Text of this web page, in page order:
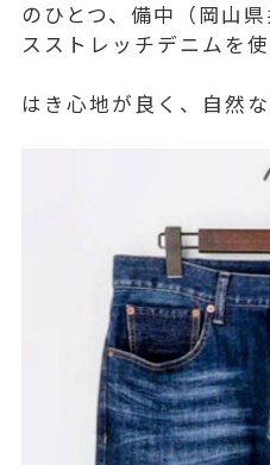
のひとつ、備中（岡山
スストレッチデニムを使
はき心地が良く、自然